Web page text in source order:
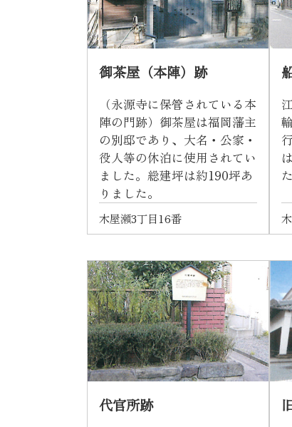
御茶屋（本陣）跡
（永源寺に保管されている本
陣の門跡）御茶屋は福岡藩主
の別邸であり、大名・公家・
役人等の休泊に使用されてい
ました。総建坪は約190坪あ
りました。
木屋瀬3丁目16番
代官所跡